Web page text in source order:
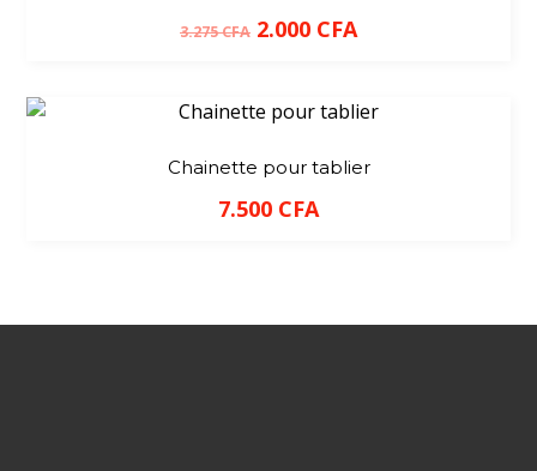
3.275CFA 2.000 CFA
Chainette pour tablier
7.500 CFA